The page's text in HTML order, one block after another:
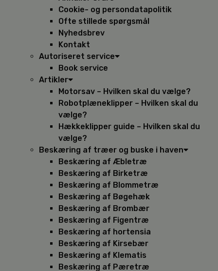
Cookie- og persondatapolitik
Ofte stillede spørgsmål
Nyhedsbrev
Kontakt
Autoriseret service
Book service
Artikler
Motorsav – Hvilken skal du vælge?
Robotplæneklipper – Hvilken skal du
vælge?
Hækkeklipper guide – Hvilken skal du
vælge?
Beskæring af træer og buske i haven
Beskæring af Æbletræ
Beskæring af Birketræ
Beskæring af Blommetræ
Beskæring af Bøgehæk
Beskæring af Brombær
Beskæring af Figentræ
Beskæring af hortensia
Beskæring af Kirsebær
Beskæring af Klematis
Beskæring af Pæretræ